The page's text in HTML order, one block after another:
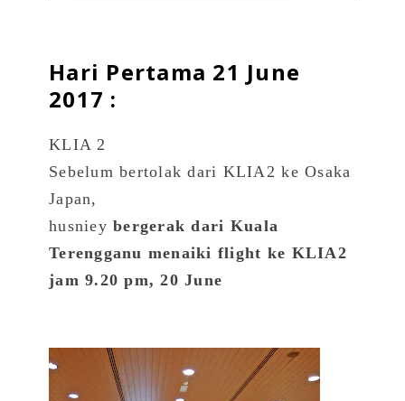
Hari Pertama 21 June
2017 :
KLIA 2
Sebelum bertolak dari KLIA2 ke Osaka
Japan,
husnieybergerak dari Kuala
Terengganu menaiki flight ke KLIA2
jam 9.20 pm, 20 June